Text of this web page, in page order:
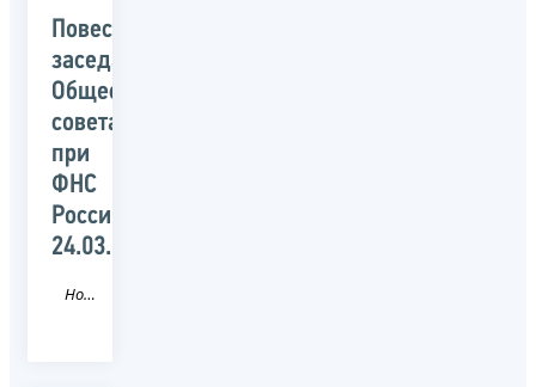
Повестка
заседания
Общественного
совета
при
ФНС
России
24.03.2026
Новость